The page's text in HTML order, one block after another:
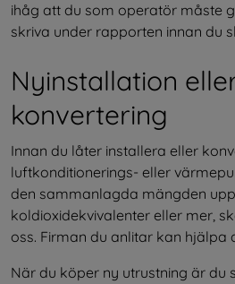
ihåg att du som operatör måste
skriva under rapporten innan du
Nyinstallation
konvertering
Innan du låter installera eller
luftkonditionerings- eller
den sammanlagda mängden
koldioxidekvivalenter eller mer,
oss. Firman du anlitar kan hjälpa
När du köper ny utrustning är du